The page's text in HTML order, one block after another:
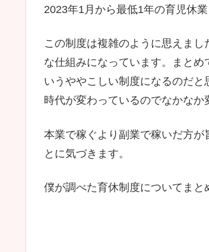
2023年1月から最低1年の育児休業
この制度は複雑のように思えま
な仕組みになっています。まと
いうややこしい制度になるのだ
時代が変わっているのでなかなか
本業で稼ぐより副業で稼いだ方
とに気づきます。
僕が調べた育休制度についてまと